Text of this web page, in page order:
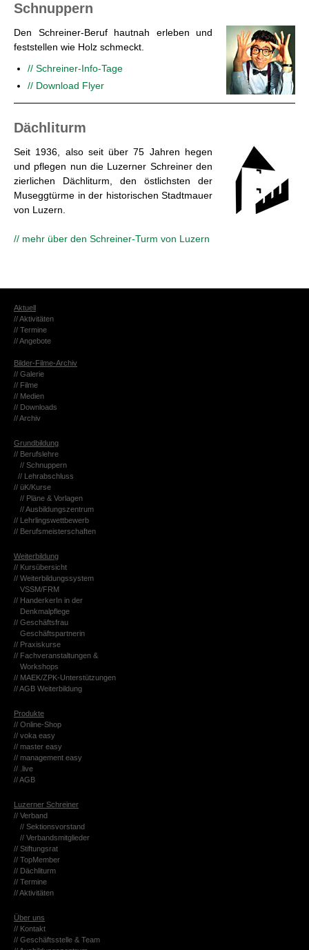
Schnup­pern
Den Schrei­ner-Be­ruf haut­nah er­le­ben und
fest­stel­len wie Holz schmeckt.
// Schrei­ner-In­fo-Ta­ge
// Down­load Flyer
Däch­li­turm
Seit 1936, also seit über 75 Jah­ren hegen
und pfle­gen nun die Lu­zer­ner Schrei­ner den
zier­li­chen Däch­li­turm, den öst­lichs­ten der
Mu­segg­tür­me in der his­to­ri­schen Stadt­mau­er
von Lu­zern.
// mehr über den Schrei­ner-Turm von Lu­zern
Ak­tu­ell
// Ak­ti­vi­tä­ten
// Ter­mi­ne
// An­ge­bo­te
Bil­der-Fil­me-Ar­chiv
// Ga­le­rie
// Filme
// Me­di­en
// Down­loads
// Ar­chiv
Grund­bil­dung
// Be­rufs­leh­re
// Schnup­pern
// Lehr­ab­schluss
// üK/Kurse
// Pläne & Vor­la­gen
// Aus­bil­dungs­zen­trum
// Lehr­lings­wett­be­werb
// Be­rufs­meis­ter­schaf­ten
Wei­ter­bil­dung
// Kurs­über­sicht
// Wei­ter­bil­dungs­sys­tem
VSSM/FRM
// Han­der­ke­rIn in der
Denk­mal­pfle­ge
// Ge­schäfts­frau
Ge­schäfts­part­ne­rin
// Pra­xis­kur­se
// Fach­ver­an­stal­tun­gen &
Work­shops
// MAEK/ZPK-Un­ter­stüt­zun­gen
// AGB Wei­ter­bil­dung
Pro­duk­te
// On­line-Shop
// voka easy
// mas­ter easy
// ma­nage­ment easy
// .live
// AGB
Lu­zer­ner Schrei­ner
// Ver­band
// Sek­ti­ons­vor­stand
// Ver­bands­mit­glie­der
// Stif­tungs­rat
// Top­Mem­ber
// Däch­li­turm
// Ter­mi­ne
// Ak­ti­vi­tä­ten
Über uns
// Kon­takt
// Ge­schäfts­stel­le & Team